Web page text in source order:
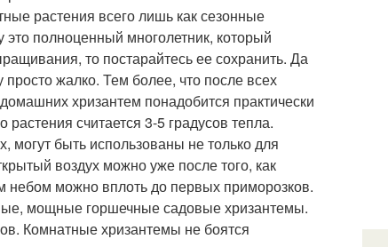
растения всего лишь как сезонные
полноценный многолетник, который
то постарайтесь ее сохранить. Да
жалко. Тем более, что после всех
хризантем понадобится практически
считается 3-5 градусов тепла.
быть использованы не только для
воздух можно уже после того, как
небом можно вплоть до первых приморозков.
мощные горшечные садовые хризантемы.
Комнатные хризантемы не боятся